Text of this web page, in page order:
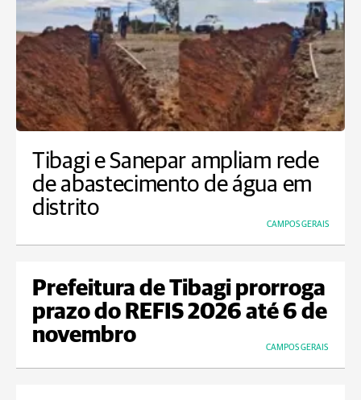
Tibagi e Sanepar ampliam rede
de abastecimento de água em
distrito
CAMPOS GERAIS
Prefeitura de Tibagi prorroga
prazo do REFIS 2026 até 6 de
novembro
CAMPOS GERAIS